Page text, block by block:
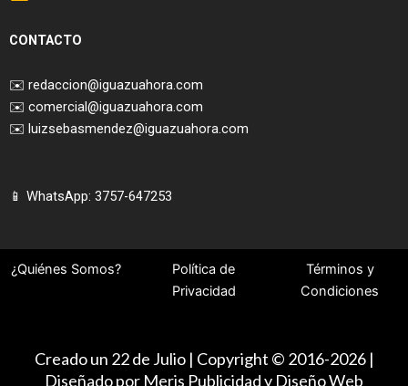
CONTACTO
✉️ redaccion@iguazuahora.com
✉️ comercial@iguazuahora.com
✉️ luizsebasmendez@iguazuahora.com
📱 WhatsApp: 3757-647253
¿Quiénes Somos?
Política de
Privacidad
Términos y
Condiciones
Creado un 22 de Julio | Copyright © 2016-2026 |
Diseñado por Meris Publicidad y Diseño Web